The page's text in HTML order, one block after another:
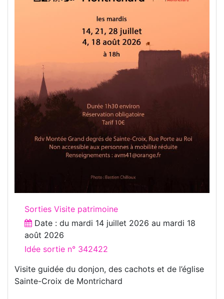
Sorties Visite patrimoine
Date : du mardi 14 juillet 2026 au mardi 18
août 2026
Idée sortie n° 342422
Visite guidée du donjon, des cachots et de l’église
Sainte-Croix de Montrichard